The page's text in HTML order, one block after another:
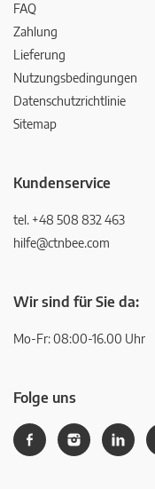
FAQ
Zahlung
Lieferung
Nutzungsbedingungen
Datenschutzrichtlinie
Sitemap
Kundenservice
tel. +48 508 832 463
hilfe@ctnbee.com
Wir sind für Sie da:
Mo-Fr: 08:00-16.00 Uhr
Folge uns